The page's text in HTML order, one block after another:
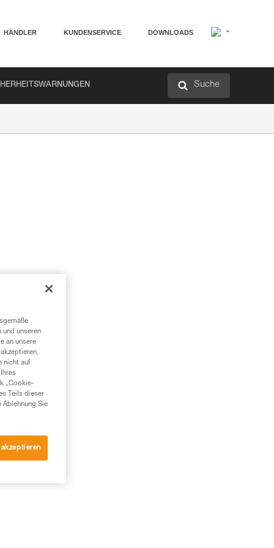
HÄNDLER KUNDENSERVICE DOWNLOADS
Suche
und unseren
an unsere
nicht auf
„Cookie-
Teils dieser
Ablehnung Sie